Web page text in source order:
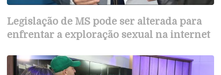
Legislação de MS pode ser alterada para
enfrentar a exploração sexual na internet